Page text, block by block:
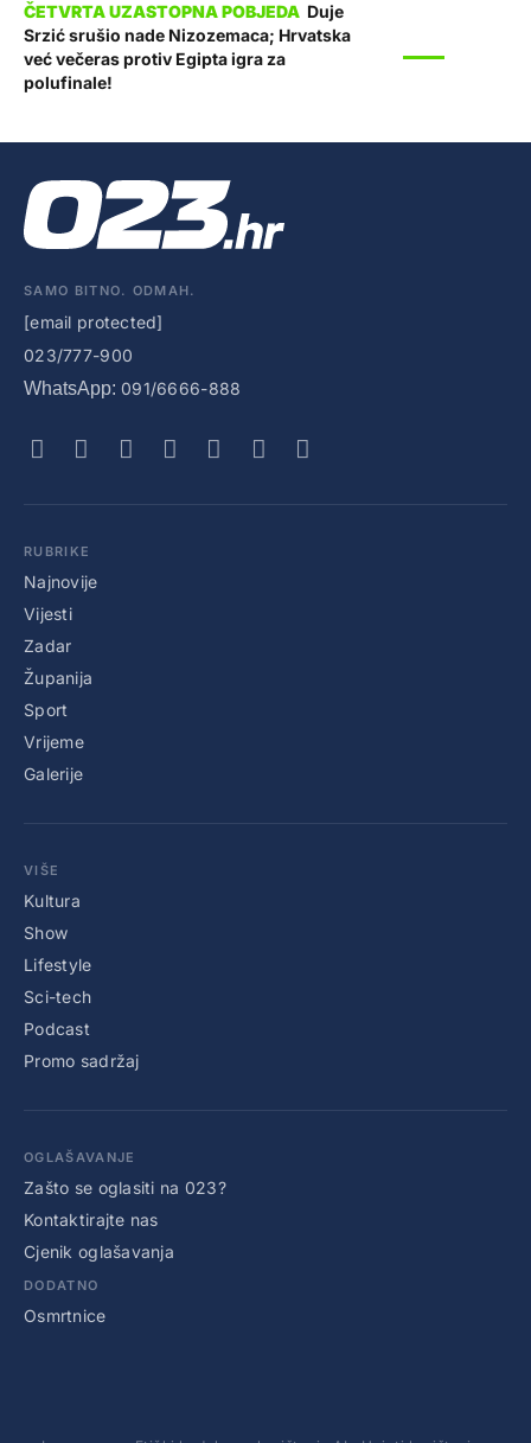
Duje
Srzić srušio nade Nizozemaca; Hrvatska
već večeras protiv Egipta igra za
polufinale!
SAMO BITNO. ODMAH.
[email protected]
023/777-900
WhatsApp: 091/6666-888
RUBRIKE
Najnovije
Vijesti
Zadar
Županija
Sport
Vrijeme
Galerije
VIŠE
Kultura
Show
Lifestyle
Sci-tech
Podcast
Promo sadržaj
OGLAŠAVANJE
Zašto se oglasiti na 023?
Kontaktirajte nas
Cjenik oglašavanja
DODATNO
Osmrtnice